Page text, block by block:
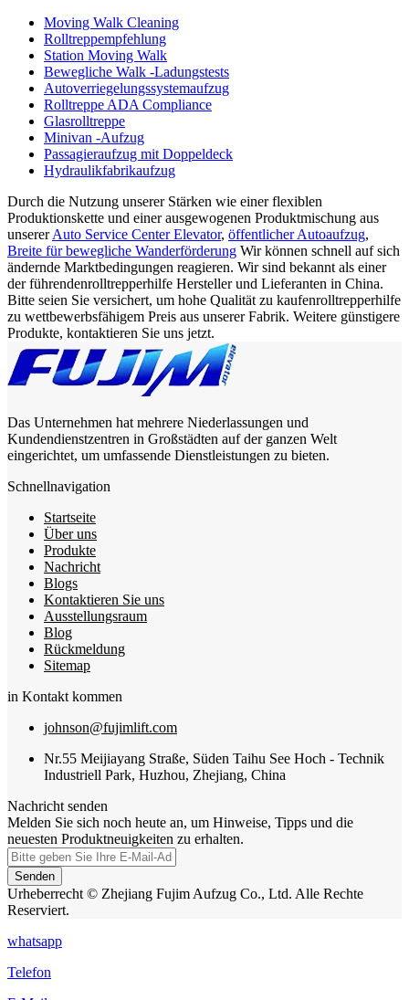
Moving Walk Cleaning
Rolltreppempfehlung
Station Moving Walk
Bewegliche Walk -Ladungstests
Autoverriegelungssystemaufzug
Rolltreppe ADA Compliance
Glasrolltreppe
Minivan -Aufzug
Passagieraufzug mit Doppeldeck
Hydraulikfabrikaufzug
Durch die Nutzung unserer Stärken wie einer flexiblen
Produktionskette und einer ausgewogenen Produktmischung aus
unsererAuto Service Center Elevator, öffentlicher Autoaufzug,
Breite für bewegliche Wanderförderung Wir können schnell auf sich
ändernde Marktbedingungen reagieren. Wir sind bekannt als einer
der führendenrolltrepperhilfe Hersteller und Lieferanten in China.
Bitte seien Sie versichert, um hohe Qualität zu kaufenrolltrepperhilfe
zu wettbewerbsfähigem Preis aus unserer Fabrik. Weitere günstigere
Produkte, kontaktieren Sie uns jetzt.
Das Unternehmen hat mehrere Niederlassungen und
Kundendienstzentren in Großstädten auf der ganzen Welt
eingerichtet, um umfassende Dienstleistungen zu bieten.
Schnellnavigation
Startseite
Über uns
Produkte
Nachricht
Blogs
Kontaktieren Sie uns
Ausstellungsraum
Blog
Rückmeldung
Sitemap
in Kontakt kommen
johnson@fujimlift.com
Nr.55 Meijiayang Straße, Süden Taihu See Hoch - Technik
Industriell Park, Huzhou, Zhejiang, China
Nachricht senden
Melden Sie sich noch heute an, um Hinweise, Tipps und die
neuesten Produktneuigkeiten zu erhalten.
Senden
Urheberrecht © Zhejiang Fujim Aufzug Co., Ltd. Alle Rechte
Reserviert.
whatsapp
Telefon